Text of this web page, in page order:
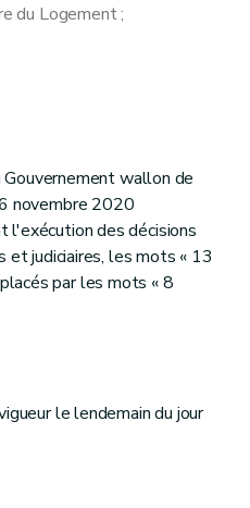
du Logement ;
wallon de
novembre 2020
l'exécution des décisions
judiciaires, les mots « 13
par les mots « 8
le lendemain du jour